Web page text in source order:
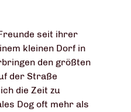
seit ihrer
kleinen Dorf in
den größten
der Straße
die Zeit zu
Dog oft mehr als